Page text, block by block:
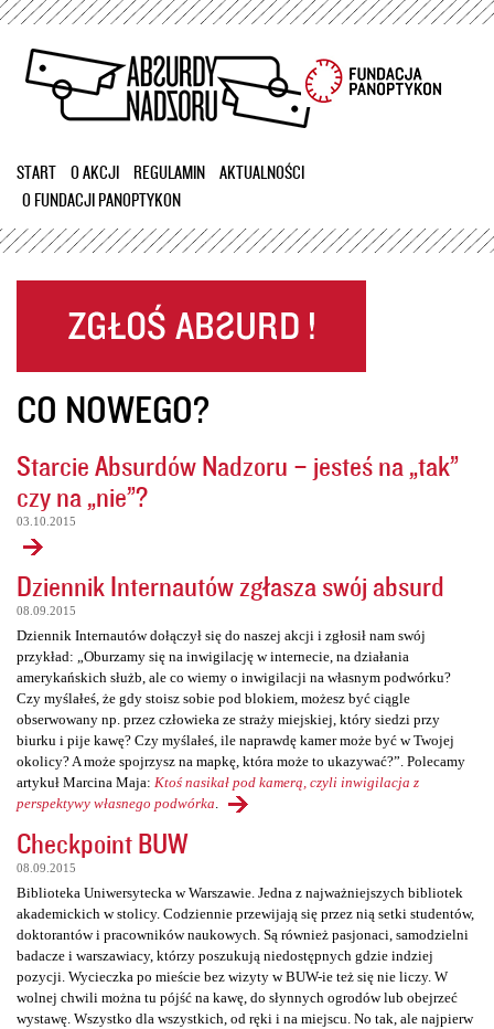
Przejdź
treści
START O AKCJI REGULAMIN
AKTUALNOŚCI
O FUNDACJI PANOPTYKON
CO NOWEGO?
Starcie Absurdów Nadzoru – jesteś na „tak”
czy na „nie”?
03.10.2015
Dziennik Internautów zgłasza swój absurd
08.09.2015
Dziennik Internautów dołączył się do naszej akcji i zgłosił nam swój
przykład: „Oburzamy się na inwigilację w internecie, na działania
amerykańskich służb, ale co wiemy o inwigilacji na własnym podwórku?
Czy myślałeś, że gdy stoisz sobie pod blokiem, możesz być ciągle
obserwowany np. przez człowieka ze straży miejskiej, który siedzi przy
biurku i pije kawę? Czy myślałeś, ile naprawdę kamer może być w Twojej
okolicy? A może spojrzysz na mapkę, która może to ukazywać?”. Polecamy
artykuł Marcina Maja: Ktoś nasikał pod kamerą, czyli inwigilacja z
perspektywy własnego podwórka
Checkpoint BUW
08.09.2015
Biblioteka Uniwersytecka w Warszawie. Jedna z najważniejszych bibliotek
akademickich w stolicy. Codziennie przewijają się przez nią setki studentów,
doktorantów i pracowników naukowych. Są również pasjonaci, samodzielni
badacze i warszawiacy, którzy poszukują niedostępnych gdzie indziej
pozycji. Wycieczka po mieście bez wizyty w BUW-ie też się nie liczy. W
wolnej chwili można tu pójść na kawę, do słynnych ogrodów lub obejrzeć
wystawę. Wszystko dla wszystkich, od ręki i na miejscu. No tak, ale najpierw